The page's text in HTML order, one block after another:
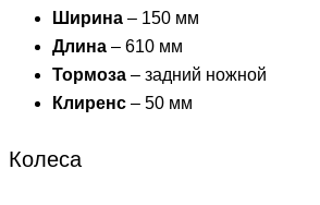
Ширина – 150 мм
Длина – 610 мм
Тормоза – задний ножной
Клиренс – 50 мм
Колеса